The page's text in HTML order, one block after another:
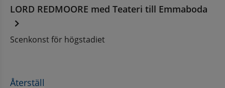
LORD REDMOORE med Teateri till Emmaboda
Scenkonst för högstadiet
Återställ